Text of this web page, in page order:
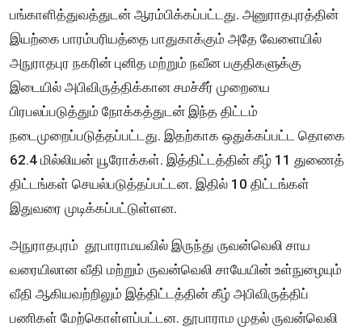
பங்காளித்துவத்துடன் ஆரம்பிக்கப்பட்டது. அனுராதபுரத்தின்
இயற்கை பாரம்பரியத்தை பாதுகாக்கும் அதே வேளையில்
அநுராதபுர நகரின் புனித மற்றும் நவீன பகுதிகளுக்கு
இடையில் அபிவிருத்திக்கான சமச்சீர் முறையை
பிரபலப்படுத்தும் நோக்கத்துடன் இந்த திட்டம்
நடைமுறைப்படுத்தப்பட்டது. இதற்காக ஒதுக்கப்பட்ட தொகை
62.4 மில்லியன் யூரோக்கள். இத்திட்டத்தின் கீழ் 11 துணைத்
திட்டங்கள் செயல்படுத்தப்பட்டன. இதில் 10 திட்டங்கள்
இதுவரை முடிக்கப்பட்டுள்ளன.
அநுராதபுரம் தூபாராமயவில் இருந்து ருவன்வெலி சாய
வரையிலான வீதி மற்றும் ருவன்வெலி சாயேயின் உள்நுழையும்
வீதி ஆகியவற்றிலும் இத்திட்டத்தின் கீழ் அபிவிருத்திப்
பணிகள் மேற்கொள்ளப்பட்டன. தூபாராம முதல் ருவன்வெலி